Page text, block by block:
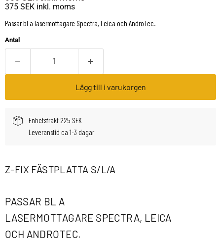
375 SEK inkl. moms
Passar bl a lasermottagare Spectra, Leica och AndroTec.
Antal
Lägg till i varukorgen
Enhetsfrakt 225 SEK
Leveranstid ca 1-3 dagar
Z-FIX FÄSTPLATTA S/L/A
PASSAR BL A
LASERMOTTAGARE SPECTRA, LEICA
OCH ANDROTEC.